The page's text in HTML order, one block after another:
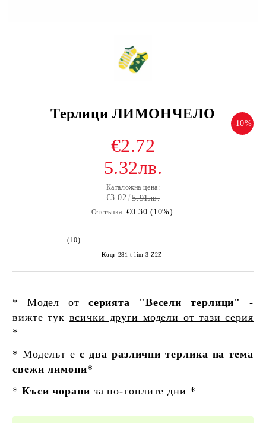
Терлици ЛИМОНЧЕЛО
-10%
€2.72
5.32лв.
Каталожна цена:
€3.02 5.91лв.
Отстъпка: €0.30 (10%)
(10)
Код: 281-t-lim-3-Z2Z-
* Модел от серията "Весели терлици"
-
вижте тук всички други модели от тази серия
*
* Моделът ес два различни терлика на тема
свежи лимони*
* Къси чорапи за по-топлите дни *